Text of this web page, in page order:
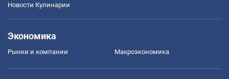
Новости Кулинарии
Экономика
Рынки и компании Mакроэкономика